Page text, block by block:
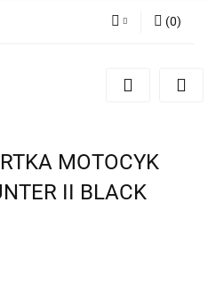
Zarejestruj się
(0)
MOTOCYK
II BLACK